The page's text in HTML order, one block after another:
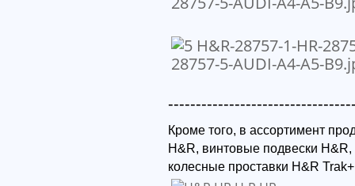
Кроме того, в ассортимент
H&R, винтовые подвески
колесные проставки H&R